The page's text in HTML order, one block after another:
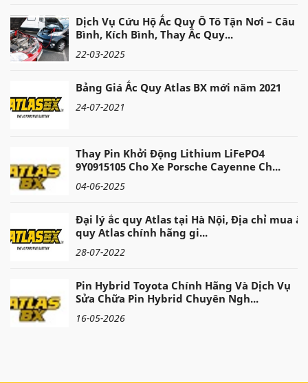
Dịch Vụ Cứu Hộ Ắc Quy Ô Tô Tận Nơi – Câu
Bình, Kích Bình, Thay Ắc Quy...
22-03-2025
Bảng Giá Ắc Quy Atlas BX mới năm 2021
24-07-2021
Thay Pin Khởi Động Lithium LiFePO4
9Y0915105 Cho Xe Porsche Cayenne Ch...
04-06-2025
Đại lý ắc quy Atlas tại Hà Nội, Địa chỉ mua ắc
quy Atlas chính hãng gi...
28-07-2022
Pin Hybrid Toyota Chính Hãng Và Dịch Vụ
Sửa Chữa Pin Hybrid Chuyên Ngh...
16-05-2026